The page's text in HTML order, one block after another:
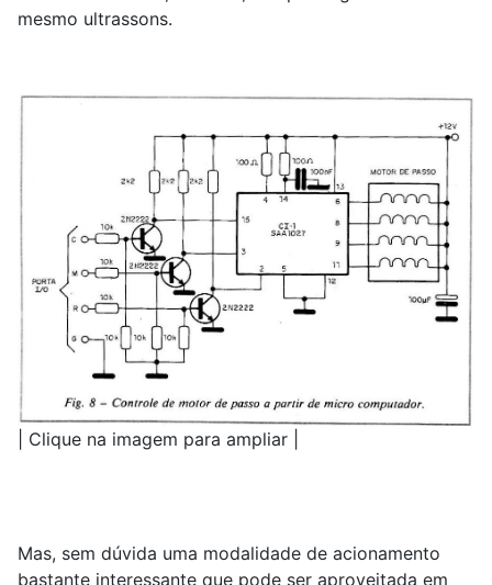
mesmo ultrassons.
| Clique na imagem para ampliar |
Mas, sem dúvida uma modalidade de acionamento
bastante interessante que pode ser aproveitada em